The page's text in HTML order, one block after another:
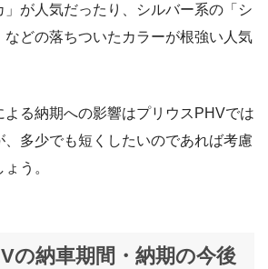
」が人気だったり、シルバー系の「シ
などの落ちついたカラーが根強い人気
よる納期への影響はプリウスPHVでは
、多少でも短くしたいのであれば考慮
う。
の納車期間・納期の今後